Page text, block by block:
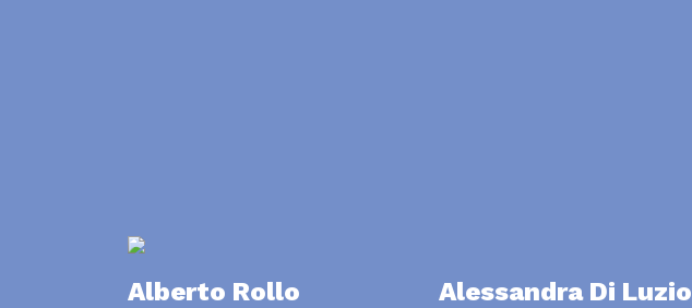
Alberto Rollo Alessandra Di Luzio